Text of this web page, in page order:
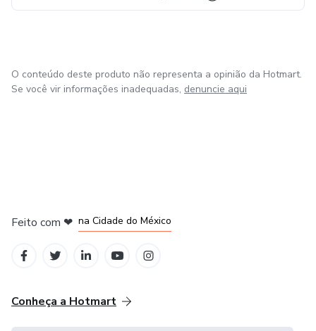
O conteúdo deste produto não representa a opinião da Hotmart.
Se você vir informações inadequadas, denuncie aqui
Feito com ❤ na Cidade do México
Conheça a Hotmart